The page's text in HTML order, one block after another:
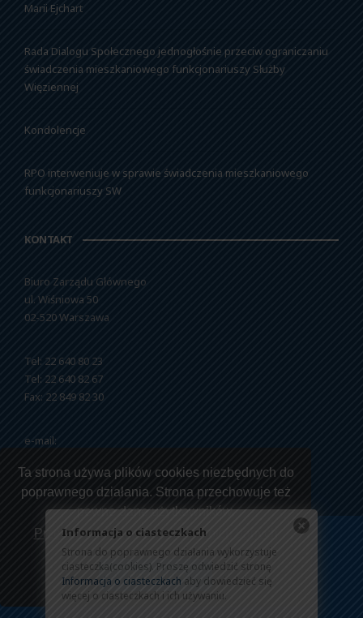
Ta strona używa plików cookies niezbędnych do
poprawnego działania. Strona przechowuje też
pewne dane użytkowników.
Przeczytaj jak korzystamy z twoich danych
Rozumiem
Marii Ejchart
Rada Dialogu Społecznego jednogłośnie przeciw ograniczaniu
świadczenia mieszkaniowego funkcjonariuszy Służby
Więziennej
Kondolencje
RPO interweniuje w sprawie świadczenia mieszkaniowego
funkcjonariuszy SW
KONTAKT
Biuro Zarządu Głównego
ul. Wiśniowa 50
02-520 Warszawa
Tel: 22 640 80 23
Tel: 22 640 82 67
Fax: 22 849 82 30
e-mail:
Copyright © 2026 NSZZ Funkcjonariuszy i Pracowników
Więziennictwa.
Informacja o ciasteczkach
Strona do poprawnego działania wykorzystuje
ciasteczka(cookies). Proszę odwiedzić stronę
Informacja o ciasteczkach aby dowiedzieć się
więcej o ciasteczkach i ich używaniu.